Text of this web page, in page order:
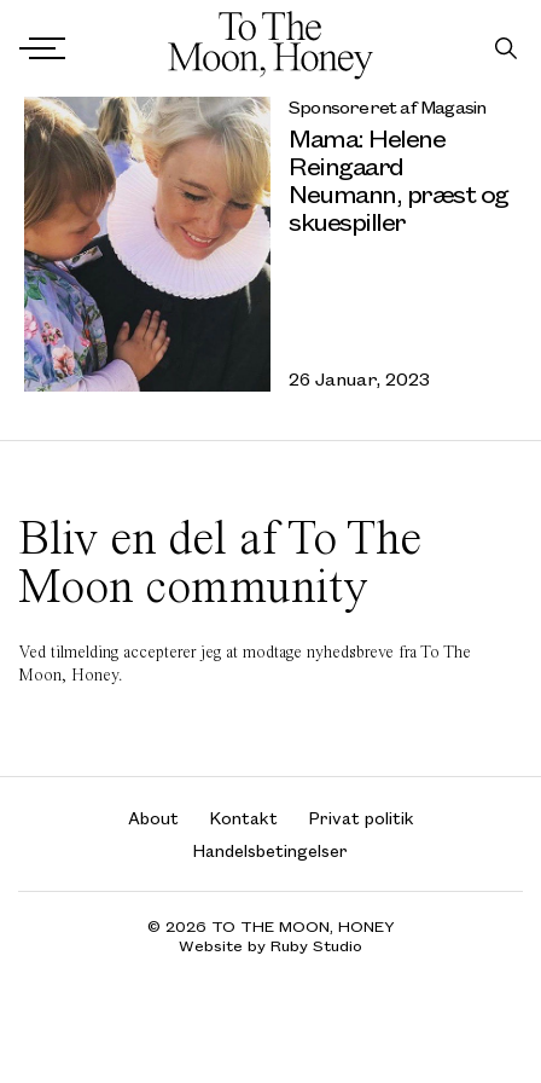
Sponsoreret af Magasin
Mama: Helene
Reingaard
Neumann, præst og
skuespiller
26 Januar, 2023
Bliv en del af To The
Moon community
Ved tilmelding accepterer jeg at modtage nyhedsbreve fra To The
Moon, Honey.
About Kontakt
Privat politik
Handelsbetingelser
© 2026 TO THE MOON, HONEY
Website by Ruby Studio